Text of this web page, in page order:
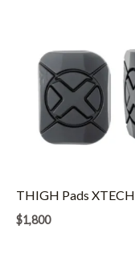
THIGH Pads XTECH
$1,800